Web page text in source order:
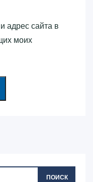
адрес сайта в
моих
ПОИСК